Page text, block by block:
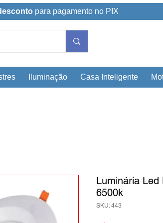
para pagamento no PIX
Iluminação Casa Inteligente
Luminária Led
6500k
SKU: 443